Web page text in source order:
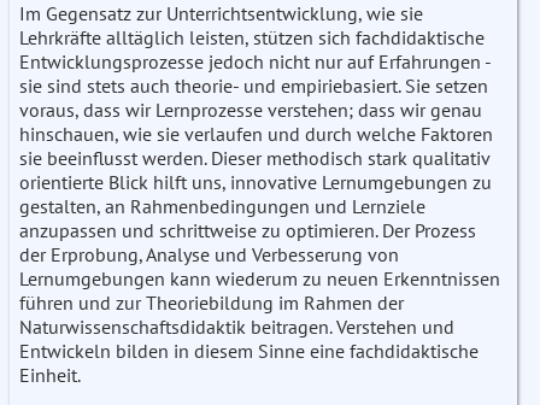
Im Gegensatz zur Unterrichtsentwicklung, wie sie
Lehrkräfte alltäglich leisten, stützen sich fachdidaktische
Entwicklungsprozesse jedoch nicht nur auf Erfahrungen -
sie sind stets auch theorie- und empiriebasiert. Sie setzen
voraus, dass wir Lernprozesse verstehen; dass wir genau
hinschauen, wie sie verlaufen und durch welche Faktoren
sie beeinflusst werden. Dieser methodisch stark qualitativ
orientierte Blick hilft uns, innovative Lernumgebungen zu
gestalten, an Rahmenbedingungen und Lernziele
anzupassen und schrittweise zu optimieren. Der Prozess
der Erprobung, Analyse und Verbesserung von
Lernumgebungen kann wiederum zu neuen Erkenntnissen
führen und zur Theoriebildung im Rahmen der
Naturwissenschaftsdidaktik beitragen. Verstehen und
Entwickeln bilden in diesem Sinne eine fachdidaktische
Einheit.